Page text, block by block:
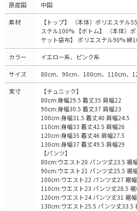
原産国 中国
素材
【トップ】 （本体）ポリエステル
ステル100% 【ボトム】 （本体）
ケット袋布】 ポリエステル90% 綿
カラー イエロー系、ピンク系
サイズ 80cm、90cm、100cm、110cm、
実寸
【チュニック】
80cm:身幅29.5 着丈35 肩幅22
90cm:身幅30.5 着丈37 肩幅23
100cm:身幅31.5 着丈40 肩幅24.5
110cm:身幅33 着丈42.5 肩幅26
120cm:身幅35 着丈46 肩幅27.5
130cm:身幅37 着丈49.5 肩幅29
【パンツ】
80cm:ウエスト20 パンツ丈23.5 裾
90cm:ウエスト21 パンツ丈25.5 裾
100cm:ウエスト22 パンツ丈27 裾
110cm:ウエスト23 パンツ丈28.5
120cm:ウエスト24 パンツ丈31 裾
130cm:ウエスト25.5 パンツ丈33.5